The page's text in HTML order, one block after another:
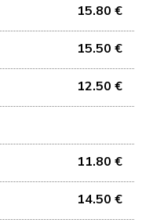
15.80 €
15.50 €
12.50 €
11.80 €
14.50 €